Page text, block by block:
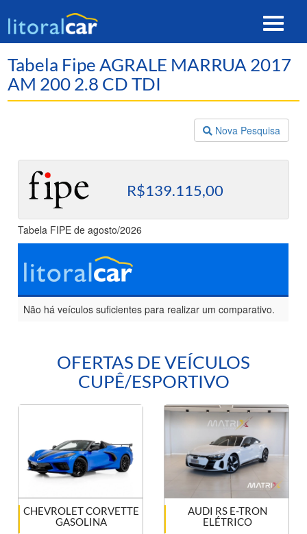
Toggle
Tabela Fipe AGRALE MARRUA 2017
AM 200 2.8 CD TDI
Nova Pesquisa
R$139.115,00
Tabela FIPE de agosto/2026
Não há veículos suficientes para realizar um comparativo.
OFERTAS DE VEÍCULOS
CUPÊ/ESPORTIVO
CHEVROLET CORVETTE
GASOLINA
AUDI RS E-TRON
ELÉTRICO